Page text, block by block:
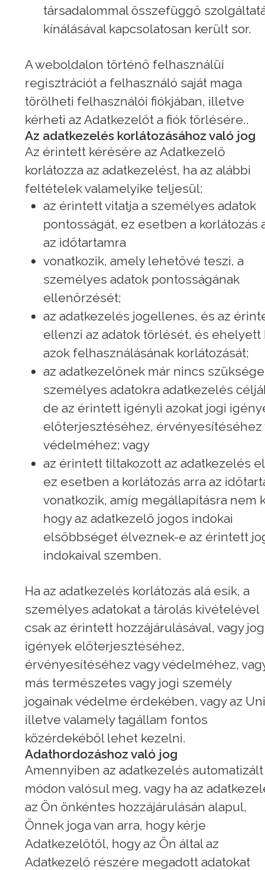
társadalommal összefüggő
kínálásával kapcsolatosan került sor.
A weboldalon történő felhasználüi
regisztrációt a felhasználó saját maga
törölheti felhasználói fiókjában, illetve
kérheti az Adatkezelőt a fiók törlésére..
Az adatkezelés korlátozásához való jog
Az érintett kérésére az Adatkezelő
korlátozza az adatkezelést, ha az alábbi
feltételek valamelyike teljesül:
az érintett vitatja a személyes adatok
pontosságát, ez esetben a korlátozás
az időtartamra
vonatkozik, amely lehetővé teszi, a
személyes adatok pontosságának
ellenőrzését;
az adatkezelés jogellenes, és az
ellenzi az adatok törlését, és ehelyett
azok felhasználásának korlátozását;
az adatkezelőnek már nincs
személyes adatokra adatkezelés
de az érintett igényli azokat jogi
előterjesztéséhez, érvényesítéséhez
védelméhez; vagy
az érintett tiltakozott az adatkezelés
ez esetben a korlátozás arra az
vonatkozik, amíg megállapításra nem
hogy az adatkezelő jogos indokai
elsőbbséget élveznek-e az érintett
indokaival szemben.
Ha az adatkezelés korlátozás alá esik, a
személyes adatokat a tárolás kivételével
csak az érintett hozzájárulásával, vagy
igények előterjesztéséhez,
érvényesítéséhez vagy védelméhez,
más természetes vagy jogi személy
jogainak védelme érdekében, vagy az
illetve valamely tagállam fontos
közérdekéből lehet kezelni.
Adathordozáshoz való jog
Amennyiben az adatkezelés automatizált
módon valósul meg, vagy ha az
az Ön önkéntes hozzájárulásán alapul,
Önnek joga van arra, hogy kérje
Adatkezelőtől, hogy az Ön által az
Adatkezelő részére megadott adatokat